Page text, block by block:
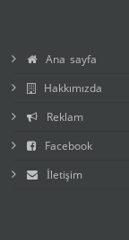
Ana sayfa
Hakkımızda
Reklam
Facebook
İletişim